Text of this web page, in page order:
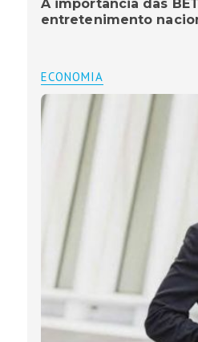
A importância das
entretenimento
ECONOMIA